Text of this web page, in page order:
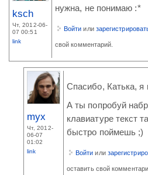
ksch
Чт, 2012-06-
07 00:51
link
нужна, не понимаю :*
Войти или
свой комментарий.
myx
Чт, 2012-
06-07
01:02
link
Спасибо, Катька, я
А ты попробуй
клавиатуре текст
быстро поймешь ;)
Войти или
оставить свой